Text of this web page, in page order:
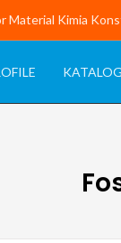
Material Kimia
KATALOG